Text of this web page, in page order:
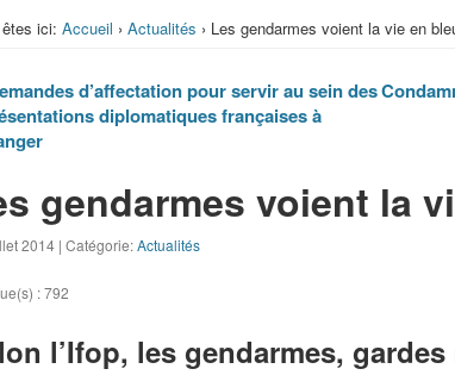
ici: Accueil › Actualités › Les gendarmes voient la vie en
d’affectation pour servir au sein des
diplomatiques françaises à
gendarmes voient la
2014 | Catégorie:Actualités
:792
l’Ifop, les gendarmes,